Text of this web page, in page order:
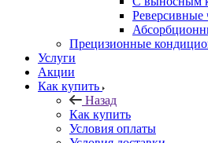
Реверсивные
Прецизионные
Услуги
Акции
Как купить
Назад
Как купить
Условия оплаты